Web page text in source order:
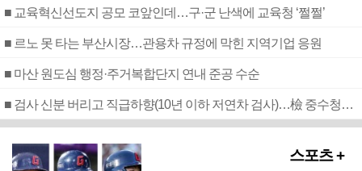
■ 교육혁신선도지 공모 코앞인데…구·군 난색에 교육청 ‘쩔쩔’
■ 르노 못 타는 부산시장…관용차 규정에 막힌 지역기업 응원
■ 마산 원도심 행정·주거복합단지 연내 준공 수순
■ 검사 신분 버리고 직급하향(10년 이하 저연차 검사)…檢 중수청행 기피
스포츠 +